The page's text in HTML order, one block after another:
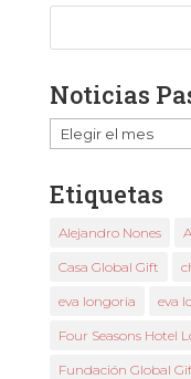
Noticias
Noticias
Pasadas
Etiquetas
Alejandro Nones
Casa Global Gift
eva longoria eva
Four Seasons Hotel
Fundación Global